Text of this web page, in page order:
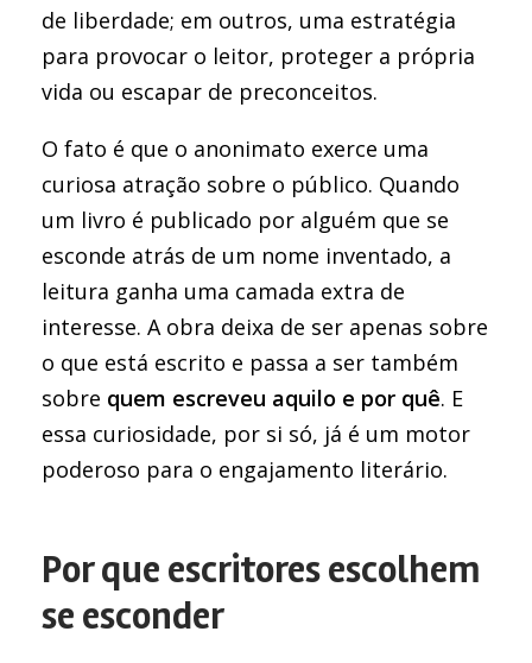
de liberdade; em outros, uma estratégia
para provocar o leitor, proteger a própria
vida ou escapar de preconceitos.
O fato é que o anonimato exerce uma
curiosa atração sobre o público. Quando
um livro é publicado por alguém que se
esconde atrás de um nome inventado, a
leitura ganha uma camada extra de
interesse. A obra deixa de ser apenas sobre
o que está escrito e passa a ser também
sobre quem escreveu aquilo e por quê. E
essa curiosidade, por si só, já é um motor
poderoso para o engajamento literário.
Por que escritores escolhem
se esconder